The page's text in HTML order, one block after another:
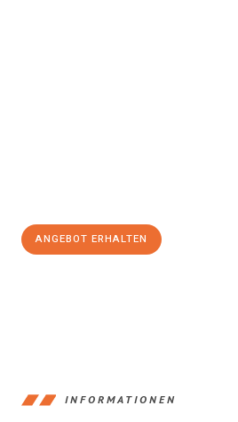
ANGEBOT ERHALTEN
INFORMATIONEN